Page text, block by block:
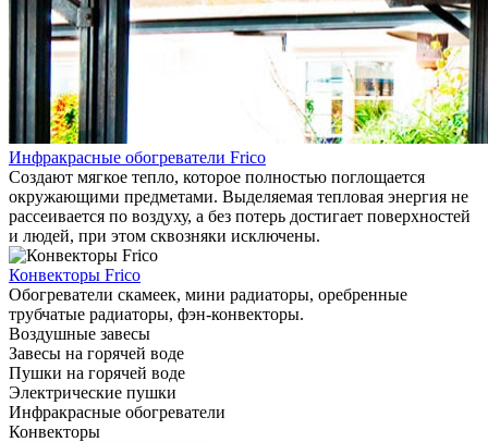
Инфракрасные обогреватели Frico
Создают мягкое тепло, которое полностью поглощается
окружающими предметами. Выделяемая тепловая энергия не
рассеивается по воздуху, а без потерь достигает поверхностей
и людей, при этом сквозняки исключены.
Конвекторы Frico
Обогреватели скамеек, мини радиаторы, оребренные
трубчатые радиаторы, фэн-конвекторы.
Воздушные завесы
Завесы на горячей воде
Пушки на горячей воде
Электрические пушки
Инфракрасные обогреватели
Конвекторы